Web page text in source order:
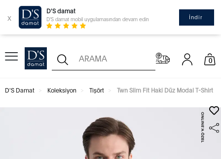
x
D'S damat
D'S damat mobil uygulamasından devam edin İndir
0
D'S Damat Koleksiyon Tişört Twn Slim Fit Haki Düz Modal T-Shirt